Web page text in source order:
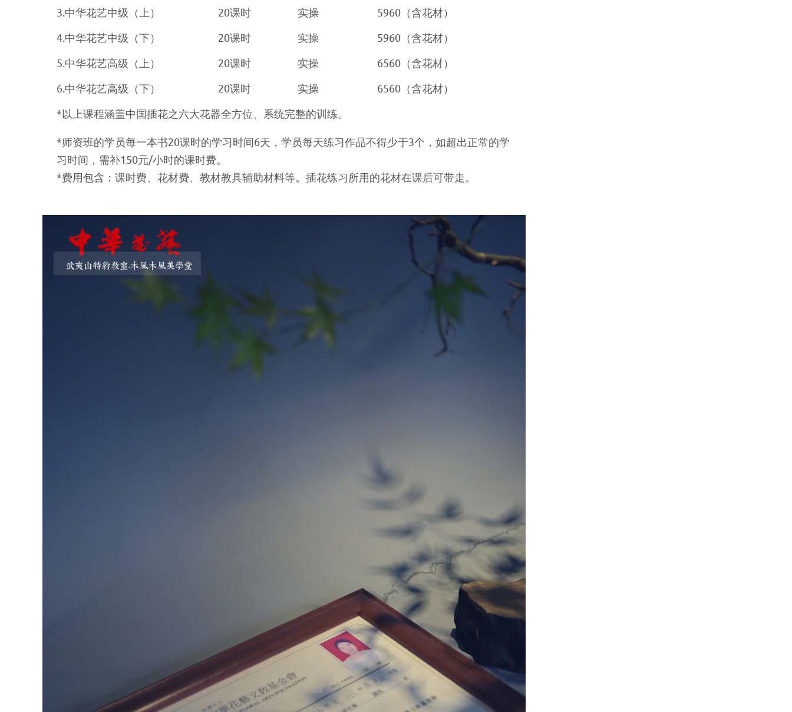
3.中华花艺中级（上）
20课时 实操
5960（含花材）
4.中华花艺中级（下）
20课时 实操
5960（含花材）
5.中华花艺高级（上）
20课时 实操
6560（含花材）
6.中华花艺高级（下）
20课时 实操
6560（含花材）
*以上课程涵盖中国插花之六大花器全方位、系统完整的训练。
*师资班的学员每一本书20课时的学习时间6天，学员每天练习作品不得少于3个，如超出正常的学
习时间，需补150元/小时的课时费。
*费用包含：课时费、花材费、教材教具辅助材料等。插花练习所用的花材在课后可带走。